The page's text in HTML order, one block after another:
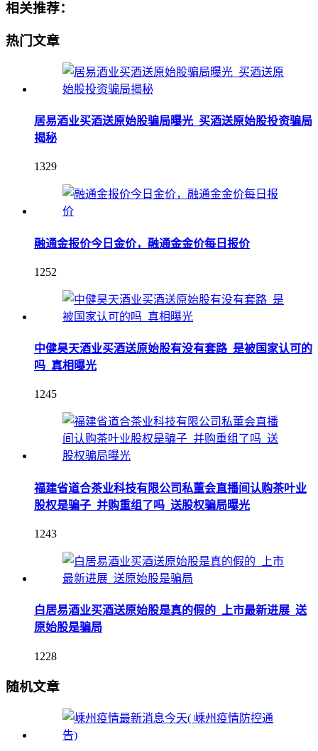
相关推荐：
热门文章
居易酒业买酒送原始股骗局曝光_买酒送原始股投资骗局
揭秘
1329
融通金报价今日金价，融通金金价每日报价
1252
中健昊天酒业买酒送原始股有没有套路_是被国家认可的
吗_真相曝光
1245
福建省道合茶业科技有限公司私董会直播间认购茶叶业
股权是骗子_并购重组了吗_送股权骗局曝光
1243
白居易酒业买酒送原始股是真的假的_上市最新进展_送
原始股是骗局
1228
随机文章